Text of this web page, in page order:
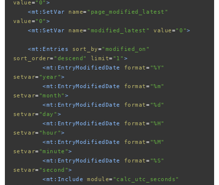
value="0" >
<mt:SetVar
name= "page_modified_latest"
value="0" >
<mt:SetVar
name= "modified_latest" value="0">
<mt:Entries sort_by="modified_on"
sort_order= "descend" limit= "1" >
<mt:EntryModifiedDate
format= "%Y"
setvar= "year">
<mt:EntryModifiedDate
format= "%m"
setvar= "month" >
<mt:EntryModifiedDate
format= "%d"
setvar= "day" >
<mt:EntryModifiedDate
format= "%H"
setvar= "hour">
<mt:EntryModifiedDate
format= "%M"
setvar= "minute">
<mt:EntryModifiedDate
format= "%S"
setvar= "second">
<mt:Include
module= "calc_utc_seconds"